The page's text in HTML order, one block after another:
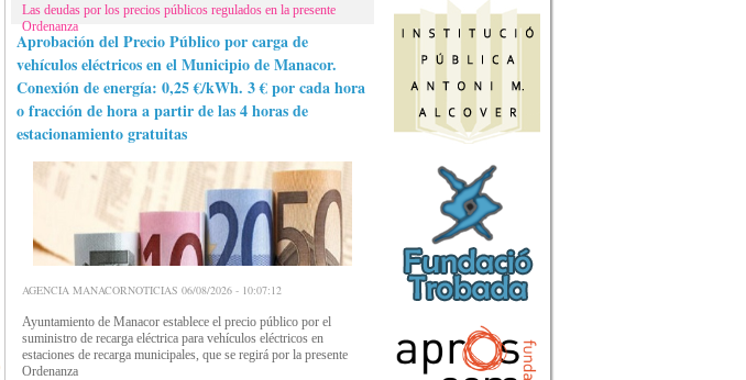
Las deudas por los precios públicos regulados en la presente
Ordenanza
Aprobación del Precio Público por carga de
vehículos eléctricos en el Municipio de Manacor.
Conexión de energía: 0,25 €/kWh. 3 € por cada hora
o fracción de hora a partir de las 4 horas de
estacionamiento gratuitas
AGENCIA MANACORNOTICIAS 06/08/2026 - 10:07:12
Ayuntamiento de Manacor establece el precio público por el
suministro de recarga eléctrica para vehículos eléctricos en
estaciones de recarga municipales, que se regirá por la presente
Ordenanza